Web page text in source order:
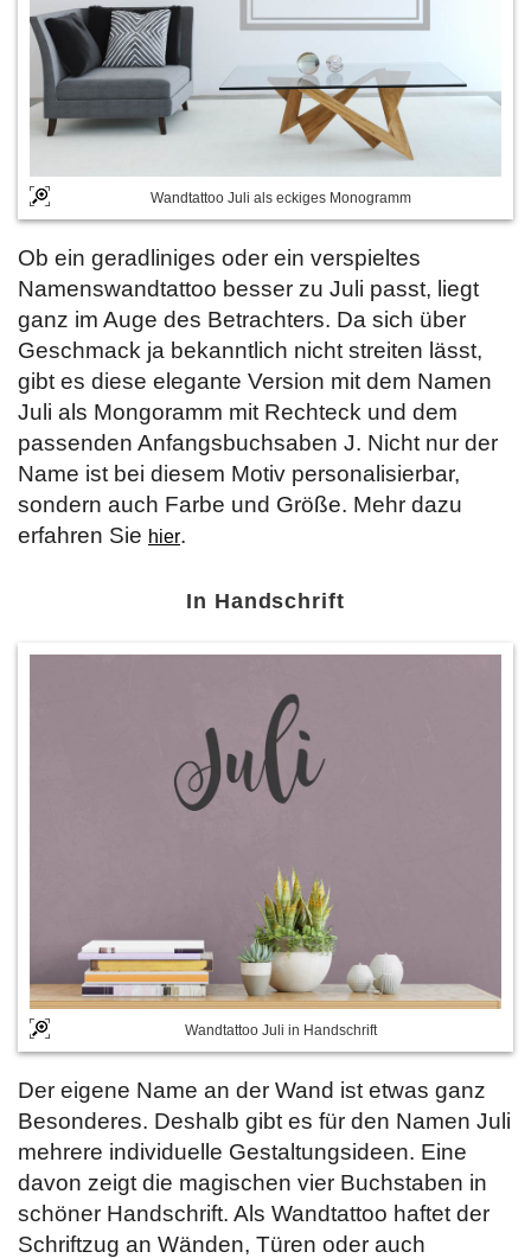
Wandtattoo Juli als eckiges Monogramm
Ob ein geradliniges oder ein verspieltes
Namenswandtattoo besser zu Juli passt, liegt
ganz im Auge des Betrachters. Da sich über
Geschmack ja bekanntlich nicht streiten lässt,
gibt es diese elegante Version mit dem Namen
Juli als Mongoramm mit Rechteck und dem
passenden Anfangsbuchsaben J. Nicht nur der
Name ist bei diesem Motiv personalisierbar,
sondern auch Farbe und Größe. Mehr dazu
erfahren Sie hier.
In Handschrift
Wandtattoo Juli in Handschrift
Der eigene Name an der Wand ist etwas ganz
Besonderes. Deshalb gibt es für den Namen Juli
mehrere individuelle Gestaltungsideen. Eine
davon zeigt die magischen vier Buchstaben in
schöner Handschrift. Als Wandtattoo haftet der
Schriftzug an Wänden, Türen oder auch